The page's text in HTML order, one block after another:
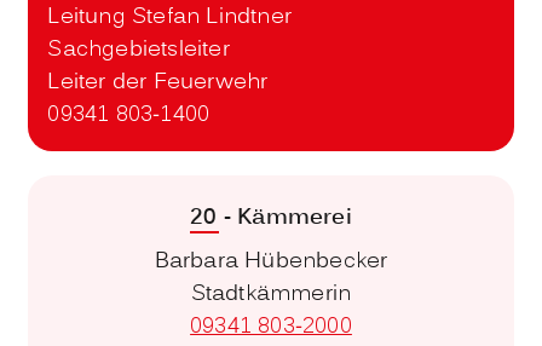
Leitung Stefan Lindtner
Sachgebietsleiter
Leiter der Feuerwehr
09341 803-1400
20 - Kämmerei
Barbara Hübenbecker
Stadtkämmerin
09341 803-2000